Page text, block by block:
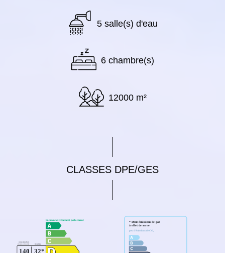
5 salle(s) d'eau
6 chambre(s)
12000 m²
CLASSES DPE/GES